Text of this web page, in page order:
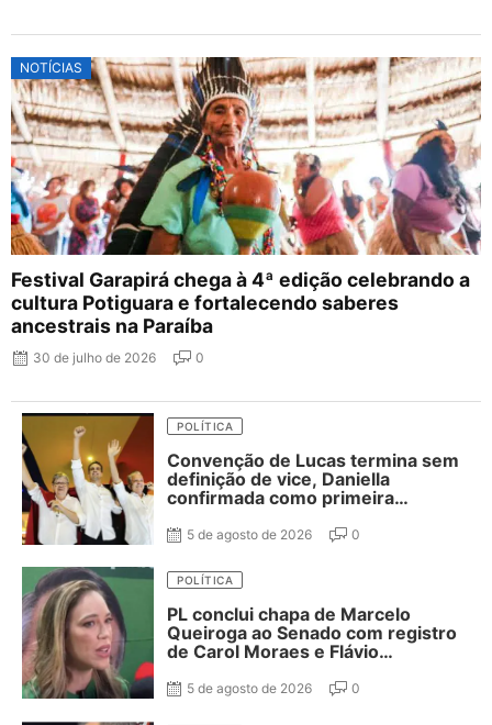
NOTÍCIAS
Festival Garapirá chega à 4ª edição celebrando a
cultura Potiguara e fortalecendo saberes
ancestrais na Paraíba
30 de julho de 2026 0
POLÍTICA
Convenção de Lucas termina sem
definição de vice, Daniella
confirmada como primeira
Adriano Galdino
5 de agosto de 2026 0
POLÍTICA
PL conclui chapa de Marcelo
Queiroga ao Senado com registro
de Carol Moraes e Flávio
5 de agosto de 2026 0